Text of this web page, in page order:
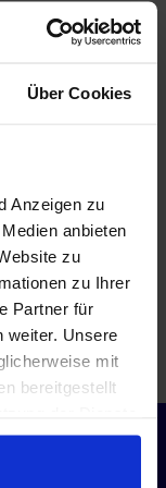
Über Cookies
Anzeigen zu
anbieten
zu
zu Ihrer
Partner für
weiter. Unsere
mit
bereitgestellt
LinkedIN
kontakTA
2026!
Artikel